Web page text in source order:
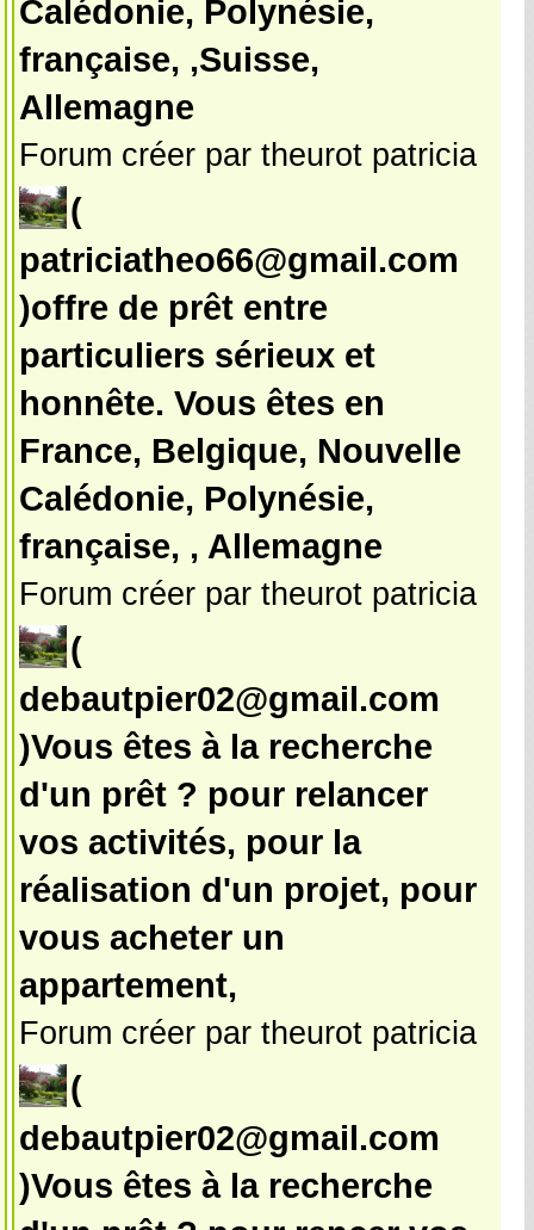
Calédonie, Polynésie,
française, ,Suisse,
Allemagne
Forum créer par theurot patricia
(
patriciatheo66@gmail.com
)offre de prêt entre
particuliers sérieux et
honnête. Vous êtes en
France, Belgique, Nouvelle
Calédonie, Polynésie,
française, , Allemagne
Forum créer par theurot patricia
(
debautpier02@gmail.com
)Vous êtes à la recherche
d'un prêt ? pour relancer
vos activités, pour la
réalisation d'un projet, pour
vous acheter un
appartement,
Forum créer par theurot patricia
(
debautpier02@gmail.com
)Vous êtes à la recherche